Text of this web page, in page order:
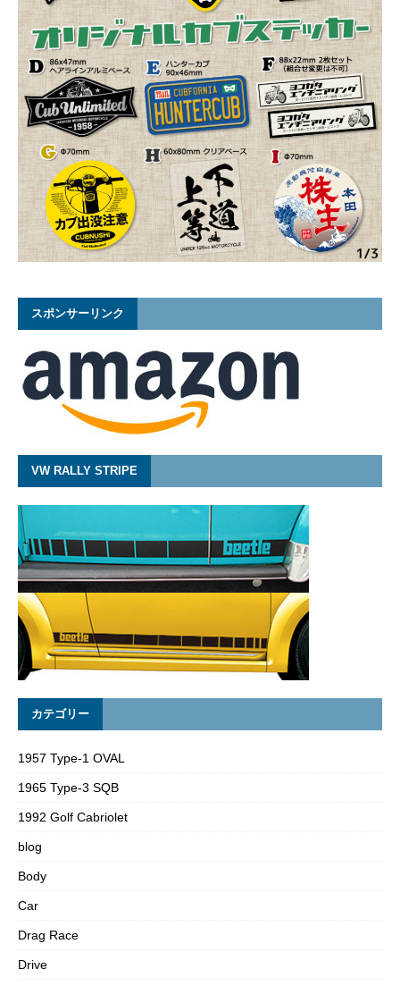
スポンサーリンク
VW RALLY STRIPE
カテゴリー
1957 Type-1 OVAL
1965 Type-3 SQB
1992 Golf Cabriolet
blog
Body
Car
Drag Race
Drive